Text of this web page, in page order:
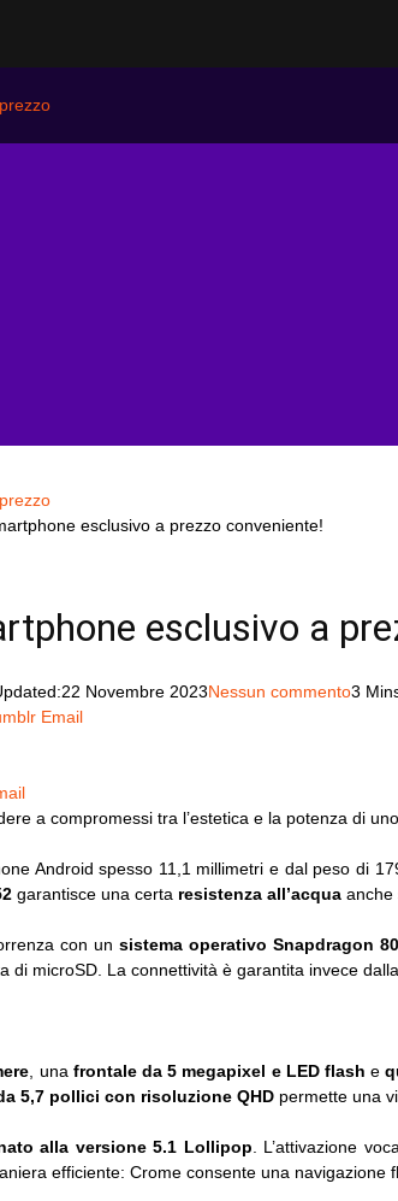
esclusivo a prezzo conveniente!
esclusivo a
22 Novembre 2023Nessun commento3
Email
a compromessi tra l’estetica e la potenza di
Android spesso 11,1 millimetri e dal peso di
garantisce una certa resistenza all’acqua anche
con unsistema operativo Snapdragon
di microSD. La connettività è garantita invece dalla
, una frontale da 5 megapixel e LED flash e
5,7 pollici con risoluzione QHD permette una
alla versione 5.1 Lollipop . L’attivazione
efficiente: Crome consente una